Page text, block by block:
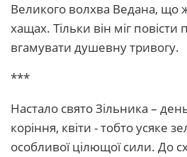
Великого волхва Ведана, що
хащах. Тільки він міг повісти
вгамувати душевну тривогу.
***
Настало свято Зільника –
коріння, квіти - тобто усяке
особливої цілющої сили. До